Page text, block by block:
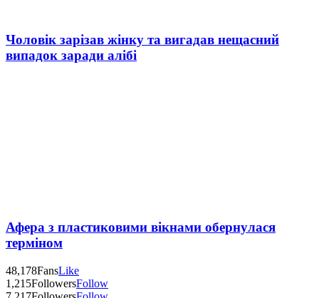
Чоловік зарізав жінку та вигадав нещасний
випадок заради алібі
Афера з пластиковими вікнами обернулася
терміном
48,178FansLike
1,215FollowersFollow